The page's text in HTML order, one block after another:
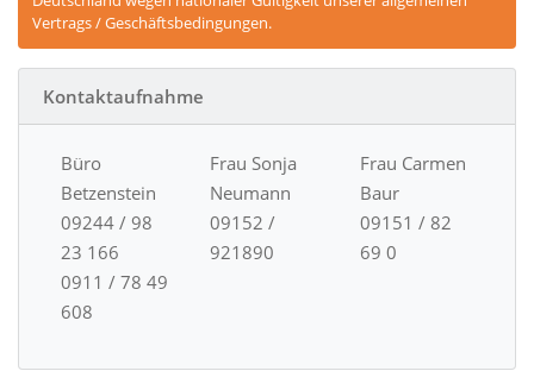
Vertrags / Geschäftsbedingungen.
Kontaktaufnahme
Büro
Betzenstein
09244 / 98
23 166
0911 / 78 49
608
Frau Sonja
Neumann
09152 /
921890
Frau Carmen
Baur
09151 / 82
69 0